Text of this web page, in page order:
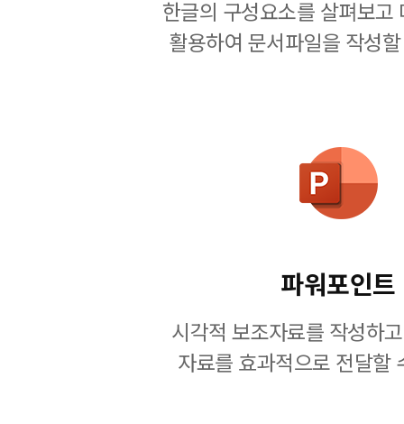
한글의 구성요소를 살펴보고
활용하여 문서파일을 작성
파워포인트
시각적 보조자료를 작성하
자료를 효과적으로 전달할